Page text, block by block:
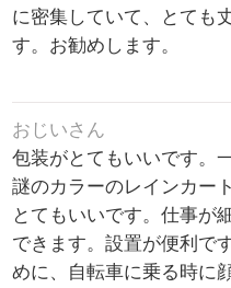
に密集していて、とても
す。お勧めします。
おじいさん
包装がとてもいいです。
謎のカラーのレインカー
とてもいいです。仕事が
できます。設置が便利で
めに、自転車に乗る時に